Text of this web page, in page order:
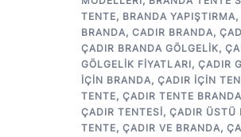
TENTE, BRANDA YAPIŞTIRMA,
BRANDA, CADIR BRANDA,
ÇADIR BRANDA GÖLGELIK,
GÖLGELIK FIYATLARI, ÇADIR
IÇIN BRANDA, ÇADIR IÇIN
TENTE, ÇADIR TENTE BRANDA
ÇADIR TENTESI, ÇADIR ÜSTÜ
TENTE, ÇADIR VE BRANDA,